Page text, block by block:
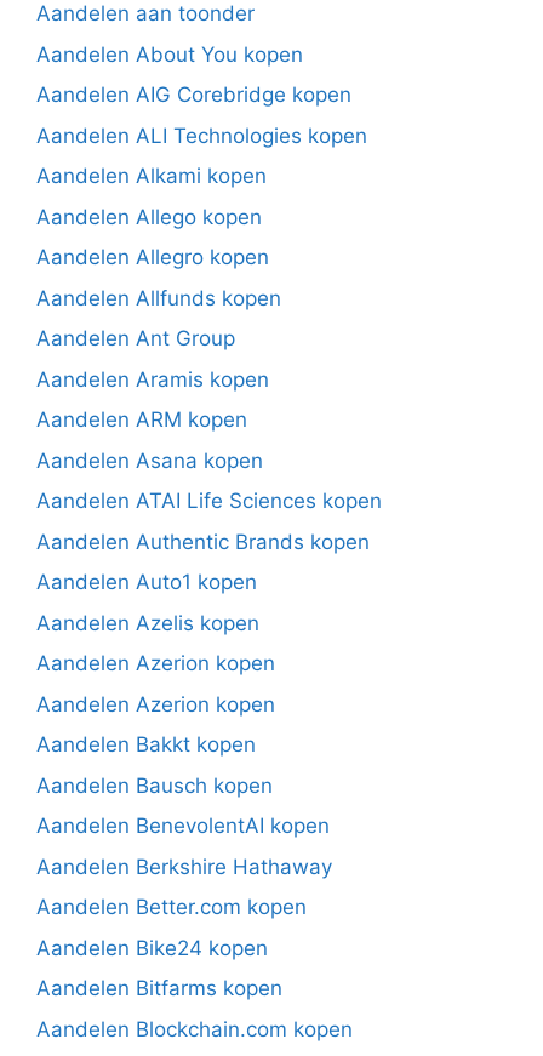
Aandelen aan toonder
Aandelen About You kopen
Aandelen AIG Corebridge kopen
Aandelen ALI Technologies kopen
Aandelen Alkami kopen
Aandelen Allego kopen
Aandelen Allegro kopen
Aandelen Allfunds kopen
Aandelen Ant Group
Aandelen Aramis kopen
Aandelen ARM kopen
Aandelen Asana kopen
Aandelen ATAI Life Sciences kopen
Aandelen Authentic Brands kopen
Aandelen Auto1 kopen
Aandelen Azelis kopen
Aandelen Azerion kopen
Aandelen Azerion kopen
Aandelen Bakkt kopen
Aandelen Bausch kopen
Aandelen BenevolentAI kopen
Aandelen Berkshire Hathaway
Aandelen Better.com kopen
Aandelen Bike24 kopen
Aandelen Bitfarms kopen
Aandelen Blockchain.com kopen